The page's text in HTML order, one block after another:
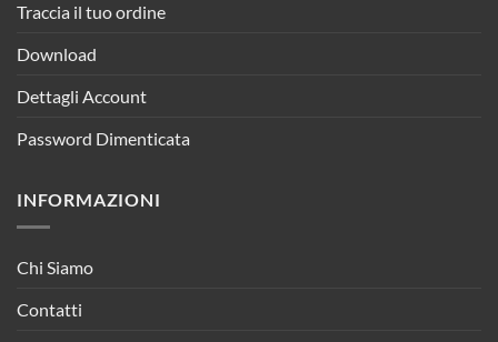
Traccia il tuo ordine
Download
Dettagli Account
Password Dimenticata
INFORMAZIONI
Chi Siamo
Contatti